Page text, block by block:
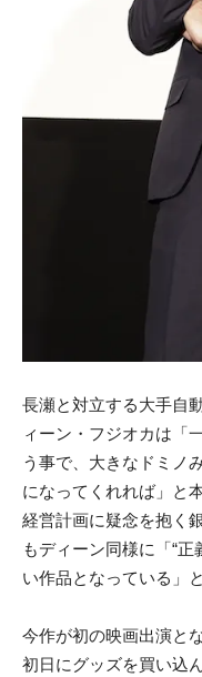
長瀬と対立する大手自
ィーン・フジオカは「
う事で、大きなドミノ
になってくれれば」と
経営計画に疑念を抱く
もディーン同様に「“
い作品となっている」
今作が初の映画出演と
初日にグッズを買い込